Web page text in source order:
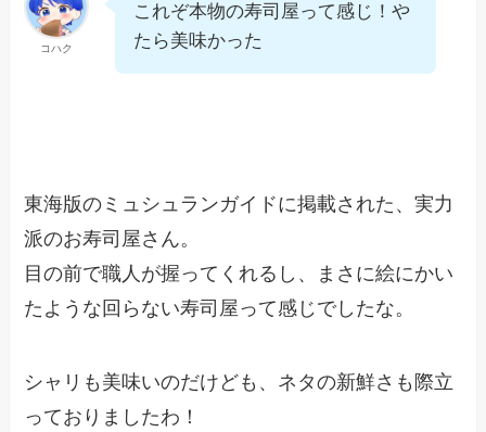
コハク
これぞ本物の寿司屋って感じ！や
たら美味かった
東海版のミュシュランガイドに掲載された、実力
派のお寿司屋さん。
目の前で職人が握ってくれるし、まさに絵にかい
たような回らない寿司屋って感じでしたな。
シャリも美味いのだけども、ネタの新鮮さも際立
っておりましたわ！